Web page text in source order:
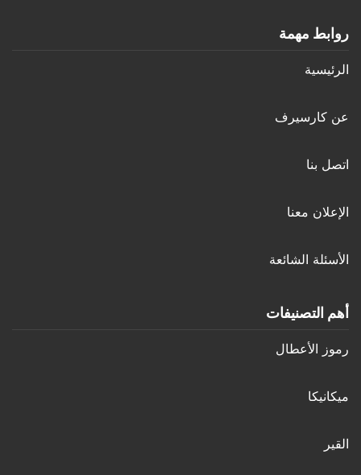
روابط مهمة
الرئيسية
عن كارسيرف
اتصل بنا
الإعلان معنا
الأسئلة الشائعة
أهم التصنيفات
رموز الأعطال
ميكانيكا
القير